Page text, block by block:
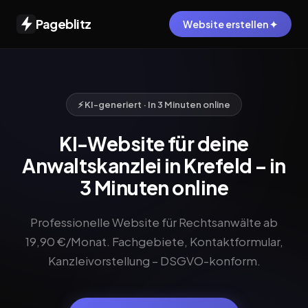
Pageblitz Website erstellen ✦
⚡ KI-generiert · In 3 Minuten online
KI-Website für deine
Anwaltskanzlei in Krefeld – in
3 Minuten online
Professionelle Website für Rechtsanwälte ab
19,90 €/Monat. Fachgebiete, Kontaktformular,
Kanzleivorstellung – DSGVO-konform.